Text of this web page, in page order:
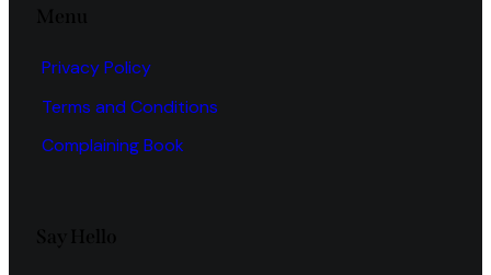
Privacy Policy
Terms and Conditions
Complaining Book